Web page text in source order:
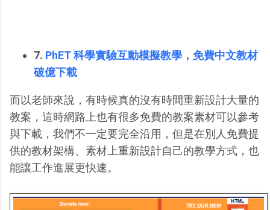
7. PhET 科學實驗互動模擬教學，免費中文教材
破億下載
而以老師來說，有時候真的沒有時間重新設計大量的
教案，這時網路上也有很多免費的教案素材可以參考
與下載，我們不一定要完全沿用，但是在別人免費提
供的教材架構、素材上重新設計自己的教學方式，也
能讓工作進展更快速。